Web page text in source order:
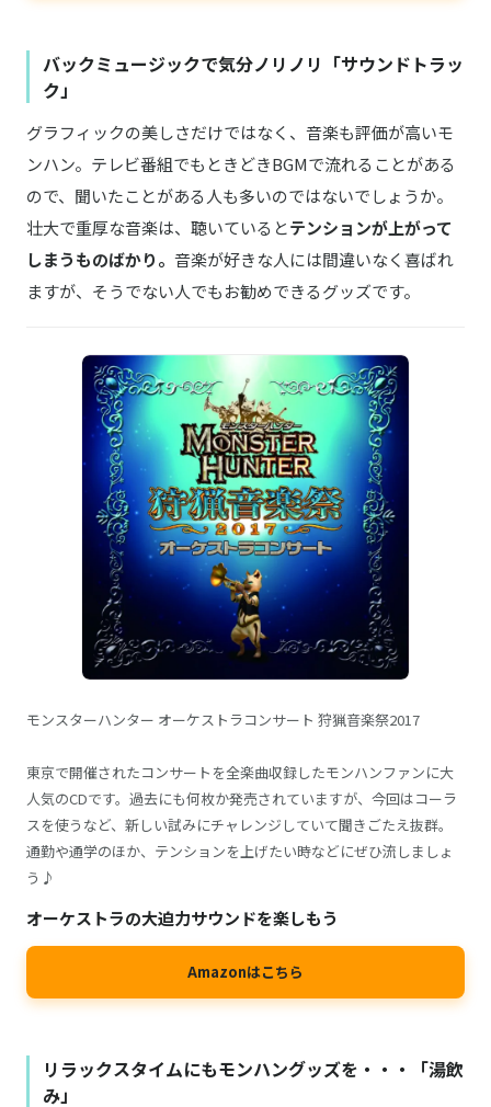
バックミュージックで気分ノリノリ「サウンドトラッ
ク」
グラフィックの美しさだけではなく、音楽も評価が高いモ
ンハン。テレビ番組でもときどきBGMで流れることがある
ので、聞いたことがある人も多いのではないでしょうか。
壮大で重厚な音楽は、聴いているとテンションが上がって
しまうものばかり。 音楽が好きな人には間違いなく喜ばれ
ますが、そうでない人でもお勧めできるグッズです。
モンスターハンター オーケストラコンサート 狩猟音楽祭2017
東京で開催されたコンサートを全楽曲収録したモンハンファンに大
人気のCDです。過去にも何枚か発売されていますが、今回はコーラ
スを使うなど、新しい試みにチャレンジしていて聞きごたえ抜群。
通勤や通学のほか、テンションを上げたい時などにぜひ流しましょ
う♪
オーケストラの大迫力サウンドを楽しもう
Amazonはこちら
リラックスタイムにもモンハングッズを・・・「湯飲
み」